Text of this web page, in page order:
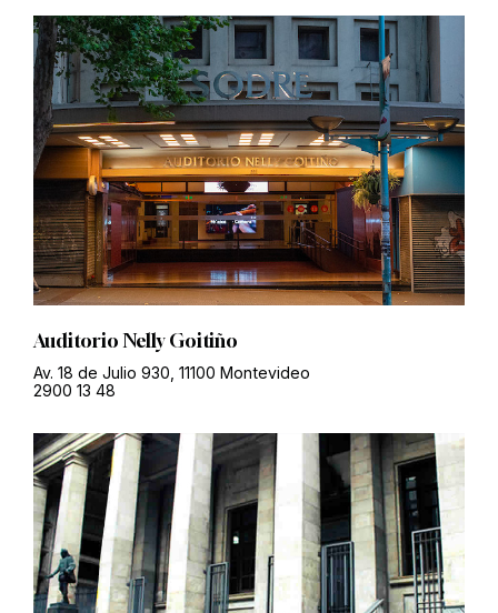
Auditorio Nelly Goitiño
Av. 18 de Julio 930, 11100 Montevideo
2900 13 48